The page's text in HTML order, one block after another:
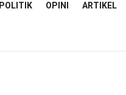
POLITIK OPINI ARTIKEL